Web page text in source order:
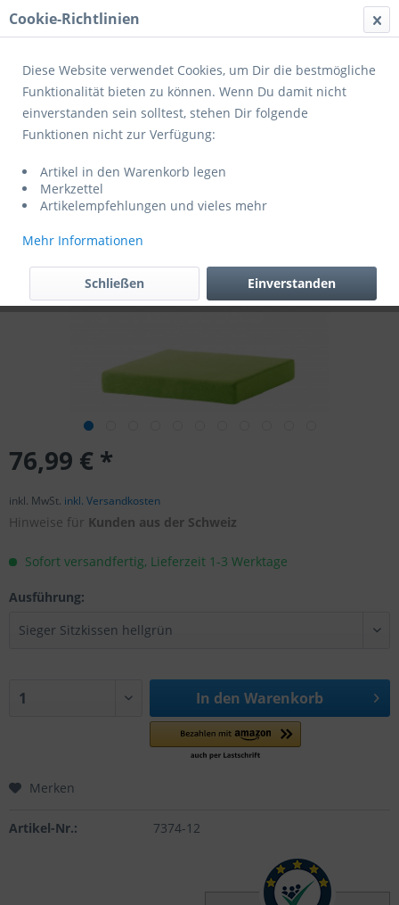
Menü
Übersicht Aluminium
Lugo
76,99 € *
inkl. MwSt. inkl. Versandkosten
Hinweise für Kunden aus der Schweiz
Sofort versandfertig, Lieferzeit 1-3 Werktage
Ausführung:
In den Warenkorb
Merken
Artikel-Nr.: 7374-12
Cookie-Richtlinien
Diese Website verwendet Cookies, um Dir die bestmögliche
Funktionalität bieten zu können. Wenn Du damit nicht
einverstanden sein solltest, stehen Dir folgende
Funktionen nicht zur Verfügung:
Artikel in den Warenkorb legen
Merkzettel
Artikelempfehlungen und vieles mehr
Mehr Informationen
Einverstanden
Schließen